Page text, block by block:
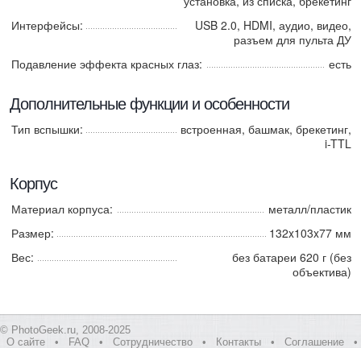
Интерфейсы:
USB 2.0, HDMI, аудио, видео,
разъем для пульта ДУ
Подавление эффекта красных глаз:
есть
Дополнительные функции и особенности
Тип вспышки:
встроенная, башмак, брекетинг,
i-TTL
Корпус
Материал корпуса:
металл/пластик
Размер:
132x103x77 мм
Вес:
без батареи 620 г (без
объектива)
© PhotoGeek.ru, 2008-2025
О сайте
• FAQ • Сотрудничество • Контакты • Соглашение •